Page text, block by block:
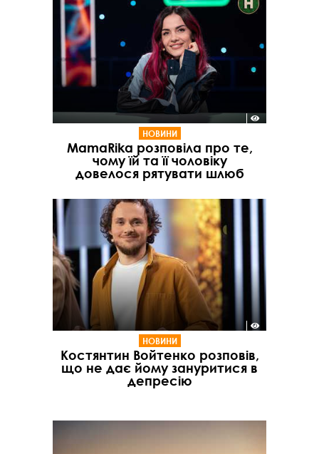
НОВИНИ
MamaRika розповіла про те,
чому їй та її чоловіку
довелося рятувати шлюб
НОВИНИ
Костянтин Войтенко розповів,
що не дає йому зануритися в
депресію